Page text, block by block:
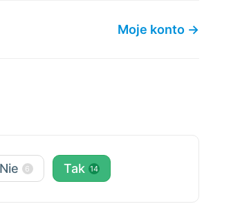
Moje konto →
Nie 6 Tak 14